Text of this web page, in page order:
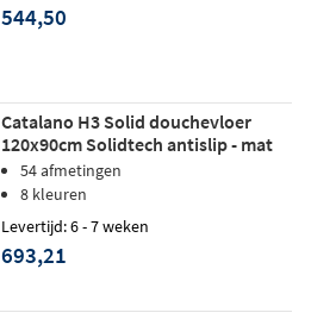
544,50
Catalano H3 Solid douchevloer
120x90cm Solidtech antislip - mat
tortora
54 afmetingen
8 kleuren
Levertijd: 6 - 7 weken
693,21